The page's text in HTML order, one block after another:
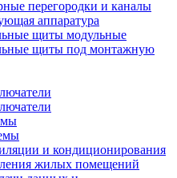
перегородки и каналы
аппаратура
щиты модульные
щиты под монтажную
и кондиционирования
жилых помещений